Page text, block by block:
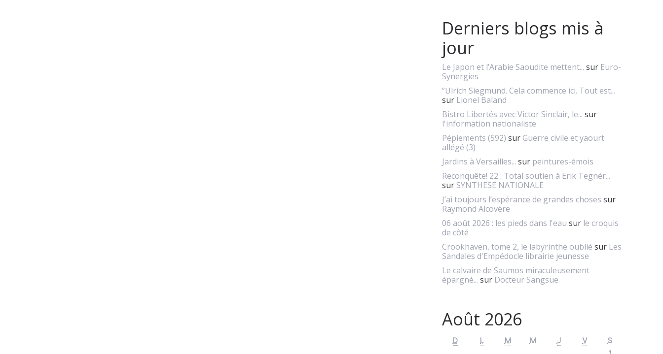
Derniers blogs mis à
jour
Le Japon et l’Arabie Saoudite mettent... sur Euro-
Synergies
”Ulrich Siegmund. Cela commence ici. Tout est...
sur Lionel Baland
Bistro Libertés avec Victor Sinclair, le... sur
l'information nationaliste
Pépiements (592) sur Guerre civile et yaourt
allégé (3)
Jardins à Versailles... sur peintures-émois
Reconquête! 22 : Total soutien à Erik Tegnér...
sur SYNTHESE NATIONALE
J’ai toujours l’espérance de grandes choses sur
Raymond Alcovère
06 août 2026 : les pieds dans l'eau sur le croquis
de côté
Crookhaven, tome 2, le labyrinthe oublié sur Les
Sandales d'Empédocle librairie jeunesse
Le calvaire de Saumos miraculeusement
épargné... sur Docteur Sangsue
Août 2026
D L M M J V
S